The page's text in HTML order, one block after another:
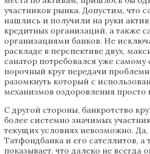
участников рынка. Допустим, что
нашлись и получили на руки
кредитных организаций, а также
организациями банков. Не
раскладе в перспективе двух,
санатор потребовался уже самому
порочный круг передачи
разомкнуть который с
механизмов оздоровления просто
С другой стороны, банкротство
более системно значимых
текущих условиях невозможно.
Татфондбанка и его сателлитов,
показывает, что далеко не